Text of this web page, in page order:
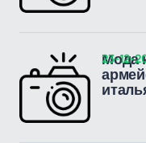
Мода
23-12-